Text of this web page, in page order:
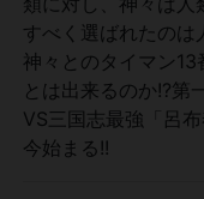
すべく選ばれたのは
神々とのタイマン13
とは出来るのか!?第
VS三国志最強「呂
今始まる!!